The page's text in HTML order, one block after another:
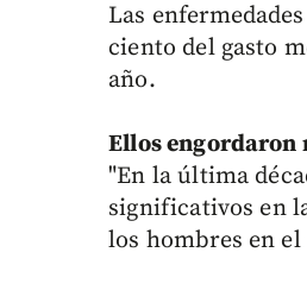
Las
ciento del gasto
año.
Ellos engordaron
"En la última
significativos en
los hombres en